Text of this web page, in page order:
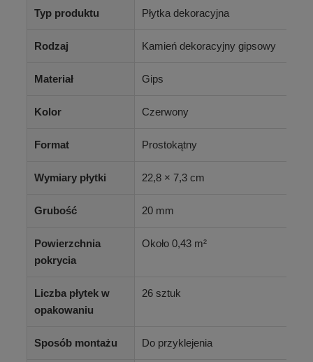
Typ produktu Płytka dekoracyjna
Rodzaj Kamień dekoracyjny gipsowy
Materiał Gips
Kolor Czerwony
Format Prostokątny
Wymiary płytki 22,8 × 7,3 cm
Grubość 20 mm
Powierzchnia
pokrycia
Około 0,43 m²
Liczba płytek w
opakowaniu
26 sztuk
Sposób montażu Do przyklejenia